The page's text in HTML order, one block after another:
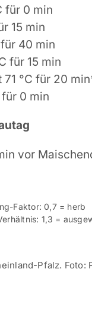
für 0 min
15 min
40 min
für 15 min
°C für 20
für 0 min
vor
Faktor: 0,7 = herb
1,3 =
Pfalz. Foto: